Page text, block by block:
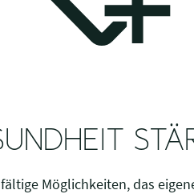
Möglichkeiten, das